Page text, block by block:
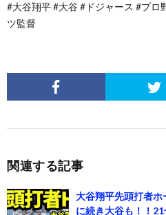
#大谷翔平 #大谷 #ドジャース #プロ
ツ監督
関連する記事
大谷翔平先頭打者
に続き大谷も！！